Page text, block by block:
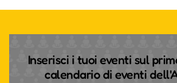
Inserisci i tuoi eventi sul
calendario di eventi